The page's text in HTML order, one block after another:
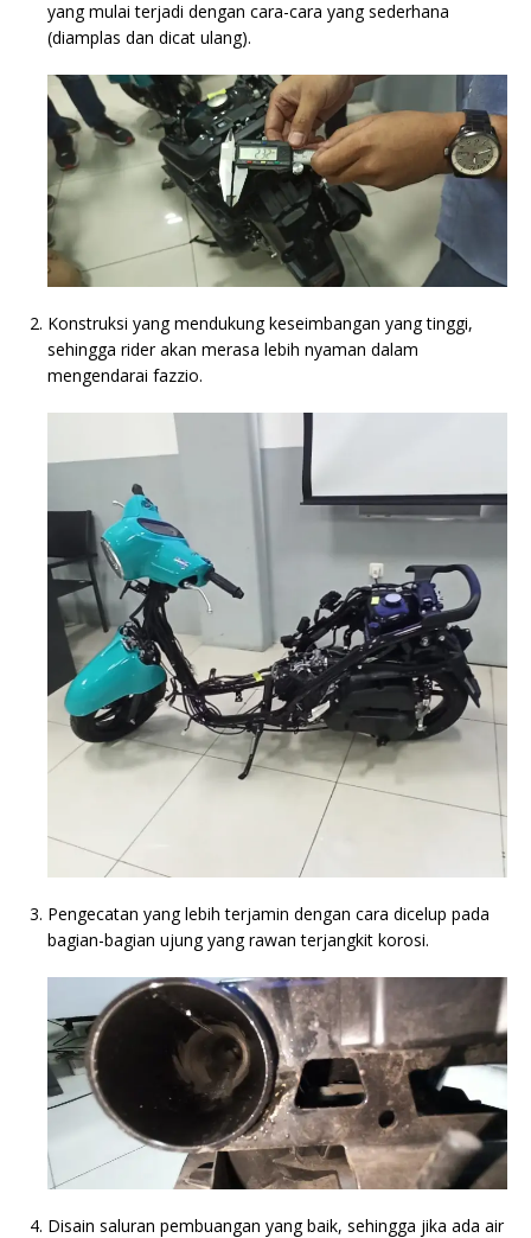
yang mulai terjadi dengan cara-cara yang sederhana
(diamplas dan dicat ulang).
Konstruksi yang mendukung keseimbangan yang tinggi,
sehingga rider akan merasa lebih nyaman dalam
mengendarai fazzio.
Pengecatan yang lebih terjamin dengan cara dicelup pada
bagian-bagian ujung yang rawan terjangkit korosi.
Disain saluran pembuangan yang baik, sehingga jika ada air